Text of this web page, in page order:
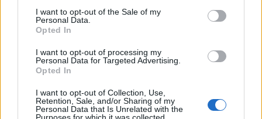
I want to opt-out of the Sale of my
Personal Data.
Opted In
I want to opt-out of processing my
Personal Data for Targeted Advertising.
Opted In
I want to opt-out of Collection, Use,
Retention, Sale, and/or Sharing of my
Personal Data that Is Unrelated with the
përmbushjen e kërkesave
Përmirësime në rekrutim,
stërvitje dhe modernizim
Detyrimet e bashkive dhe
Prishen strukturat e